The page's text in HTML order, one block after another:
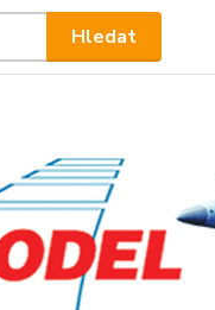
Hledat